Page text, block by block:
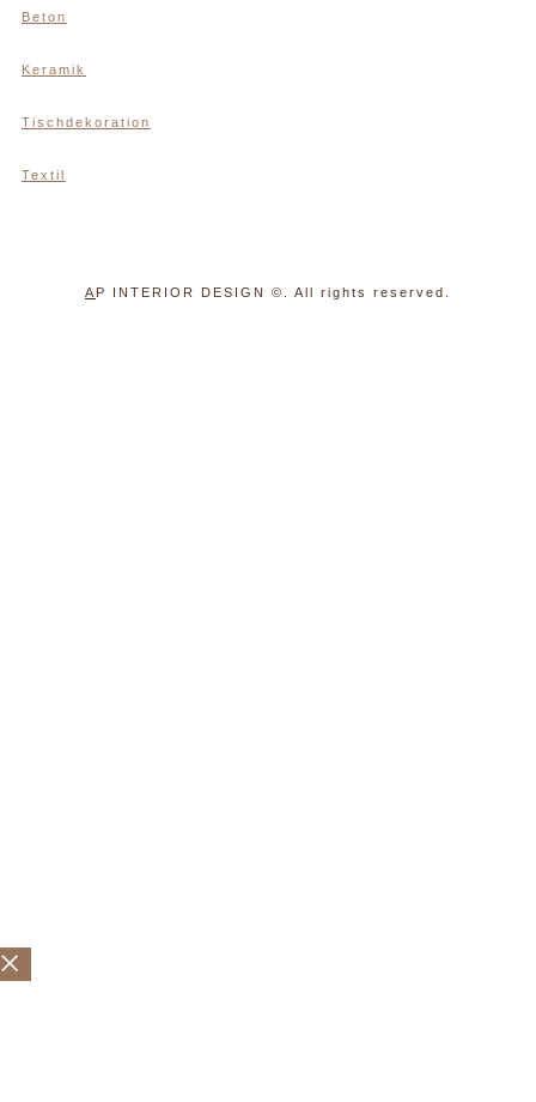
Beton
Keramik
Tischdekoration
Textil
A P INTERIOR DESIGN ©. All rights reserved.